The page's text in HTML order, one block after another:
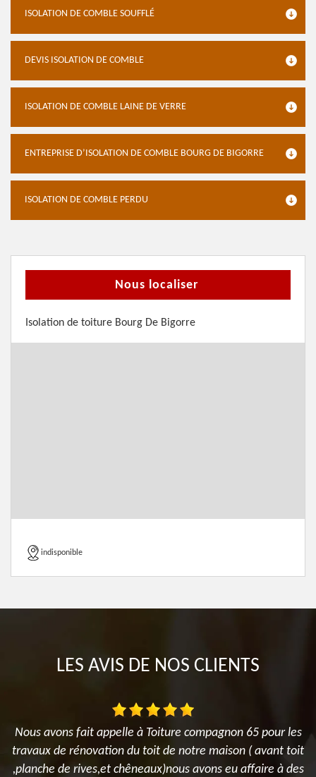
ISOLATION DE COMBLE SOUFFLÉ
DEVIS ISOLATION DE COMBLE
ISOLATION DE COMBLE LAINE DE VERRE
ENTREPRISE D’ISOLATION DE COMBLE BOURG DE BIGORRE
ISOLATION DE COMBLE PERDU
Nous localiser
Isolation de toiture Bourg De Bigorre
indisponible
LES AVIS DE NOS CLIENTS
Nous avons fait appelle à Toiture compagnon 65 pour les
travaux de rénovation du toit de notre maison ( avant toit
,planche de rives,et chêneaux)nous avons eu affaire à des